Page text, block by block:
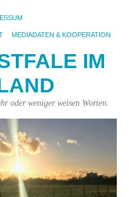
MEDIADATEN & KOOPERATION
IM
oder weniger weisen Worten.